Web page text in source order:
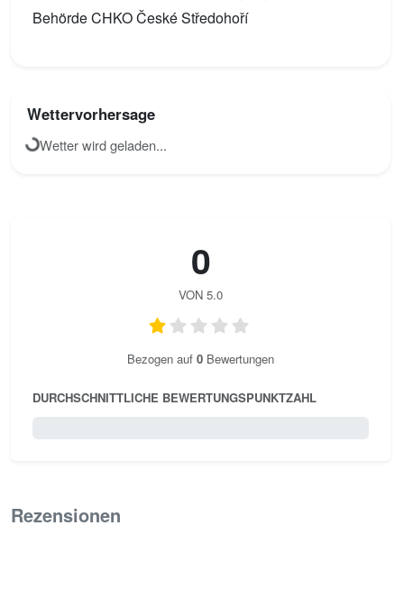
Behörde CHKO České Středohoří
Wettervorhersage
Wetter wird geladen...
0
VON 5.0
Bezogen auf 0 Bewertungen
DURCHSCHNITTLICHE BEWERTUNGSPUNKTZAHL
Rezensionen